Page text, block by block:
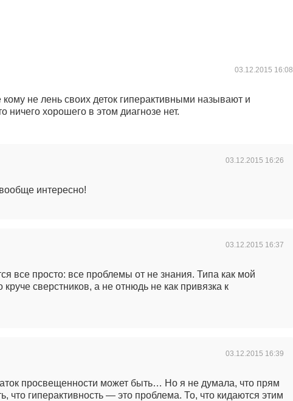
03.12.2015 16:08
не лень своих деток гиперактивными называют и
ничего хорошего в этом диагнозе нет.
03.12.2015 16:26
интересно!
03.12.2015 16:37
все просто: все проблемы от не знания. Типа как мой
сверстников, а не отнюдь не как привязка к
03.12.2015 16:39
просвещенности может быть… Но я не думала, что прям
что гиперактивность — это проблема. То, что кидаются этим